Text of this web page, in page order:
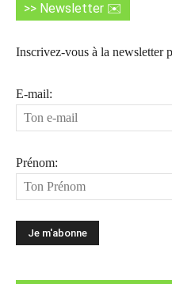
>> Newsletter ✉️
Inscrivez-vous à la newsletter
E-mail:
Prénom: